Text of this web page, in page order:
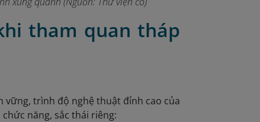
tham quan tháp
vững, trình độ nghệ thuật đỉnh cao của
năng, sắc thái riêng: